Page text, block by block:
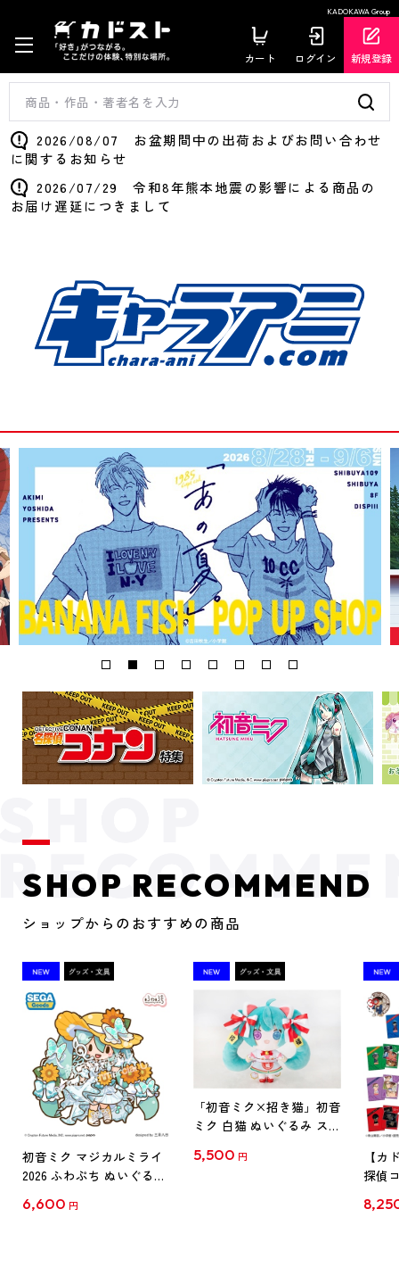
KADOKAWA Group
カート ログイン 新規登録
2026/08/07 お盆期間中の出荷およびお問い合わせ
に関するお知らせ
2026/07/29 令和8年熊本地震の影響による商品の
お届け遅延につきまして
SHOP RECOMMEND
ショップからのおすすめの商品
初音ミク マジカルミライ
2026 ふわぷち ぬいぐるみ
6,600 円
「初音ミク×招き猫」初音
ミク 白猫 ぬいぐるみ スタ
5,500 円
【カ
探偵
クリ